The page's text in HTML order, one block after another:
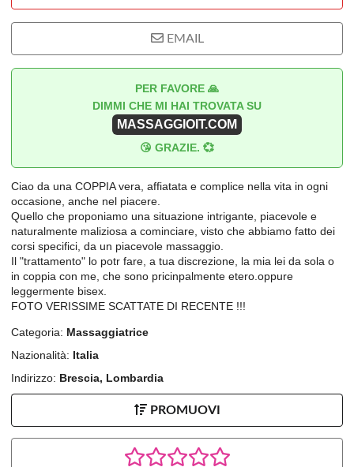
EMAIL
PER FAVORE 🙏
DIMMI CHE MI HAI TROVATA SU
MASSAGGIOIT.COM
😘 GRAZIE. 💞
Ciao da una COPPIA vera, affiatata e complice nella vita in ogni
occasione, anche nel piacere.
Quello che proponiamo una situazione intrigante, piacevole e
naturalmente maliziosa a cominciare, visto che abbiamo fatto dei
corsi specifici, da un piacevole massaggio.
Il "trattamento" lo potr fare, a tua discrezione, la mia lei da sola o
in coppia con me, che sono pricinpalmente etero.oppure
leggermente bisex.
FOTO VERISSIME SCATTATE DI RECENTE !!!
Categoria: Massaggiatrice
Nazionalità: Italia
Indirizzo: Brescia, Lombardia
PROMUOVI